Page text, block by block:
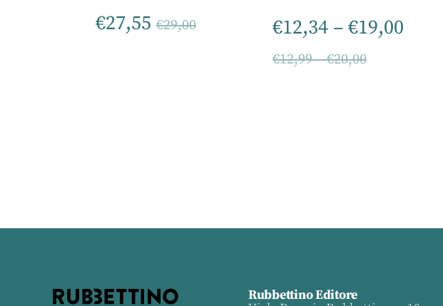
€27,55 €29,00 €12,34 –€19,00
€12,99–€20,00
Rubbettino Editore